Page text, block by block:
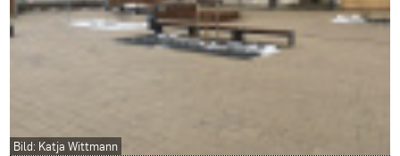
Bild: Katja Wittmann